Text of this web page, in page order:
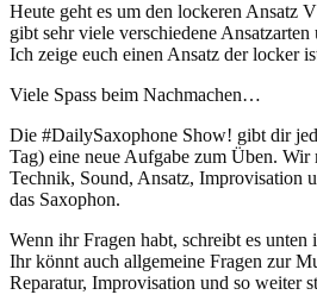
Heute geht es um den lockeren Ansatz
gibt sehr viele verschiedene
Ich zeige euch einen Ansatz der locker
Viele Spass beim Nachmachen…
Die #DailySaxophone Show! gibt dir
Tag) eine neue Aufgabe zum Üben.
Technik, Sound, Ansatz, Improvisation
das Saxophon.
Wenn ihr Fragen habt, schreibt es
Ihr könnt auch allgemeine Fragen zur
Reparatur, Improvisation und so weiter